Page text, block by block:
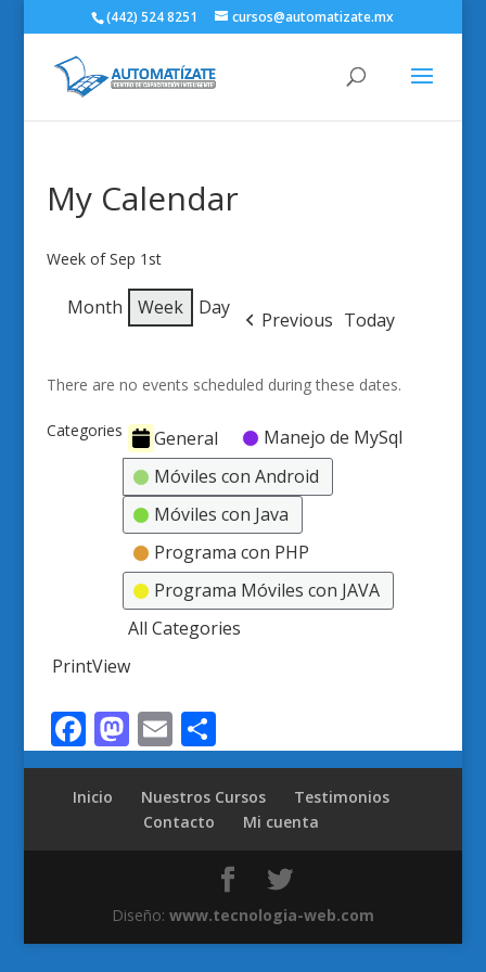
(442) 524 8251 cursos@automatizate.mx
My Calendar
Week of Sep 1st
Month Week Day
Previous Today
There are no events scheduled during these dates.
Categories General
Manejo de MySql
Móviles con Android
Móviles con Java
Programa con PHP
Programa Móviles con JAVA
All Categories
PrintView
Facebook
Mastodon
EmailCompartir
Inicio Nuestros Cursos
Testimonios
Contacto
Mi cuenta
Diseño: www.tecnologia-web.com